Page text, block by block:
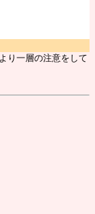
り一層の注意をして